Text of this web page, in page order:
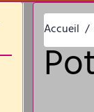
Accueil